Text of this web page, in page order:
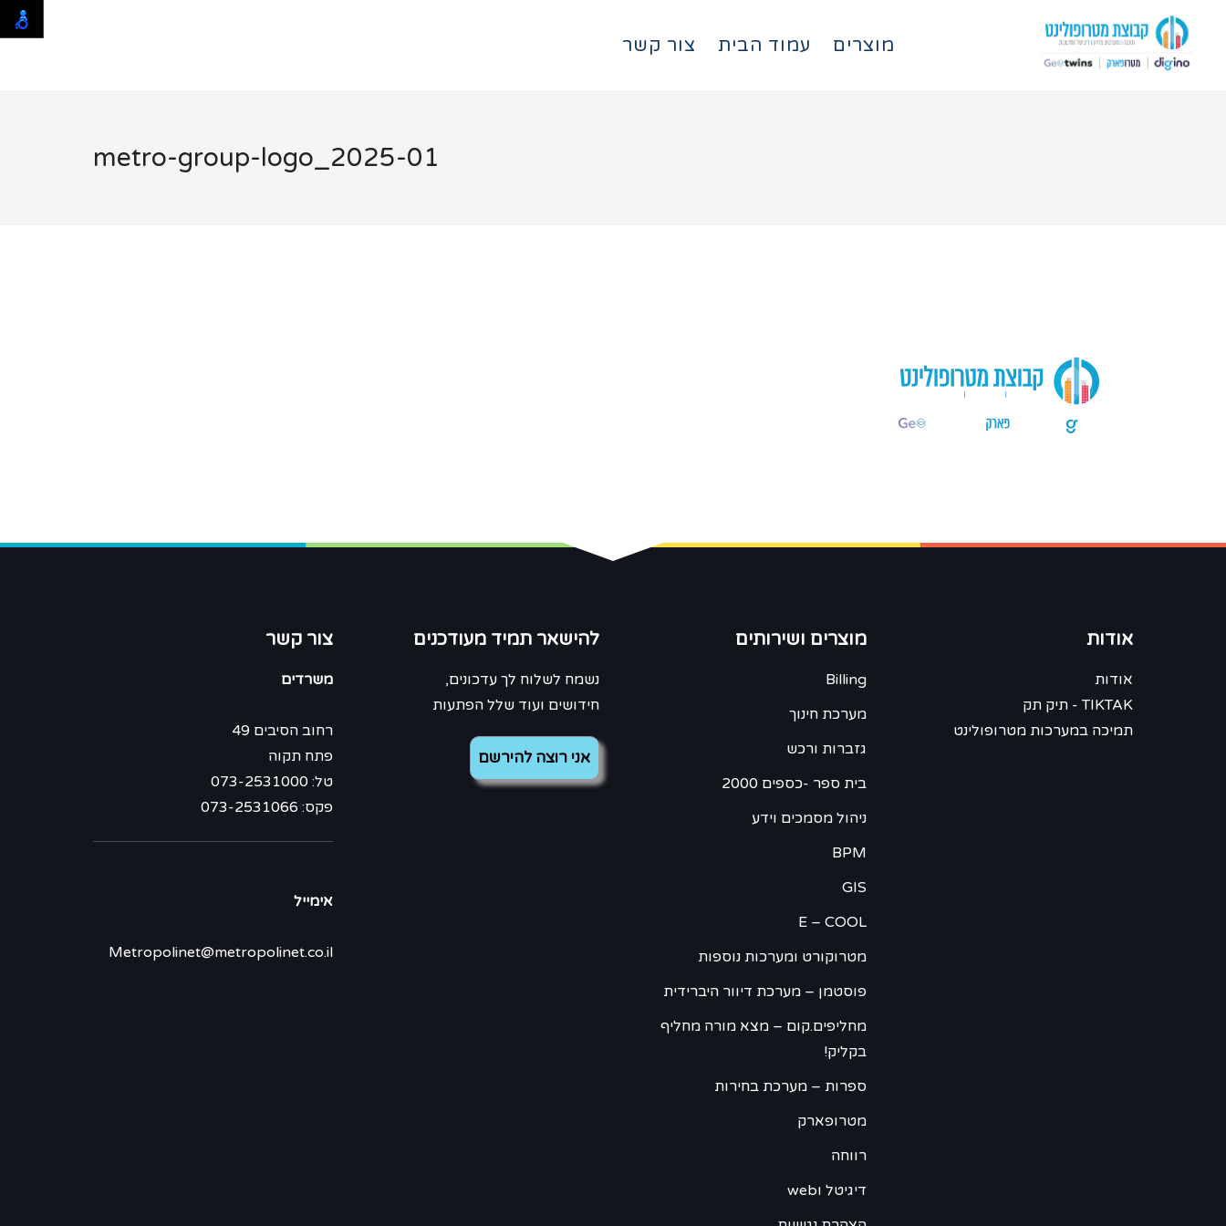
מוצרים עמוד הבית צור קשר
metro-group-logo_2025-01
אודות
אודות
TIKTAK - תיק תק
תמיכה במערכות מטרופולינט
מוצרים ושירותים
Billing
מערכת חינוך
גזברות ורכש
בית ספר -כספים 2000
ניהול מסמכים וידע
BPM
GIS
E – COOL
מטרוקורט ומערכות נוספות
פוסטמן – מערכת דיוור היברידית
מחליפים.קום – מצא מורה מחליף
בקליק!
ספרות – מערכת בחירות
מטרופארק
רווחה
דיגיטל וweb
להישאר תמיד מעודכנים
נשמח לשלוח לך עדכונים,
חידושים ועוד שלל הפתעות
צור קשר
משרדים
רחוב הסיבים 49
פתח תקוה
טל: 073-2531000
פקס: 073-2531066
אימייל
Metropolinet@metropolinet.co.il